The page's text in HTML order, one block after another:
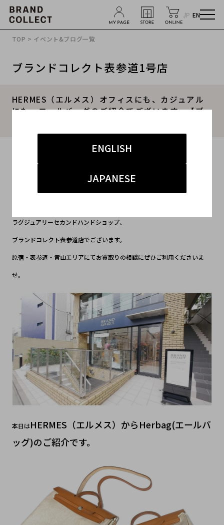
JP EN
ENGLISH
JAPANESE
TOP > イベント&ブログ一覧
ブランドコレクト表参道1号店
HERMES（エルメス）オフィスにも、カジュアル
にも。エールバッグのご紹介でございます。【ブ
#エルメス 買取 表参道
ラグジュアリーセカンドハンドショップ、
ブランドコレクト表参道店でございます。
原宿・表参道・青山エリアにてお買取りの相談にぜひご利用くださいま
せ。
本日はHERMES（エルメス）からHerbag(エールバ
ッグ)のご紹介です。